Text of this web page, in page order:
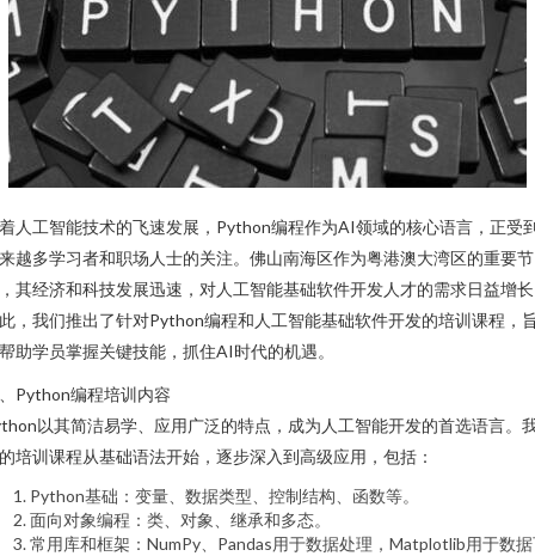
人工智能技术的飞速发展，Python编程作为AI领域的核心语言，正受
越多学习者和职场人士的关注。佛山南海区作为粤港澳大湾区的重要节
其经济和科技发展迅速，对人工智能基础软件开发人才的需求日益增
，我们推出了针对Python编程和人工智能基础软件开发的培训课程，
助学员掌握关键技能，抓住AI时代的机遇。
Python编程培训内容
以其简洁易学、应用广泛的特点，成为人工智能开发的首选语言。
培训课程从基础语法开始，逐步深入到高级应用，包括：
Python基础：变量、数据类型、控制结构、函数等。
面向对象编程：类、对象、继承和多态。
常用库和框架：NumPy、Pandas用于数据处理，Matplotlib用于数